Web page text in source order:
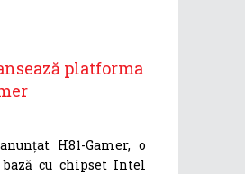
platforma
H81-Gamer, o
cu chipset Intel